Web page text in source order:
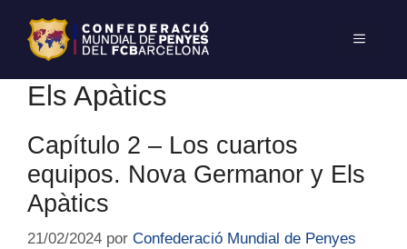
Els Apàtics
Capítulo 2 – Los cuartos
equipos. Nova Germanor y Els
Apàtics
21/02/2024 por Confederació Mundial de Penyes